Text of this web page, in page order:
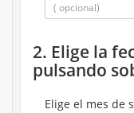
2. Elige la
pulsando
Elige el mes de